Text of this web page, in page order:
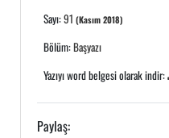
Sayı:91 (Kasım 2018)
Bölüm:Başyazı
Yazıyı word belgesi olarak indir:
Paylaş: